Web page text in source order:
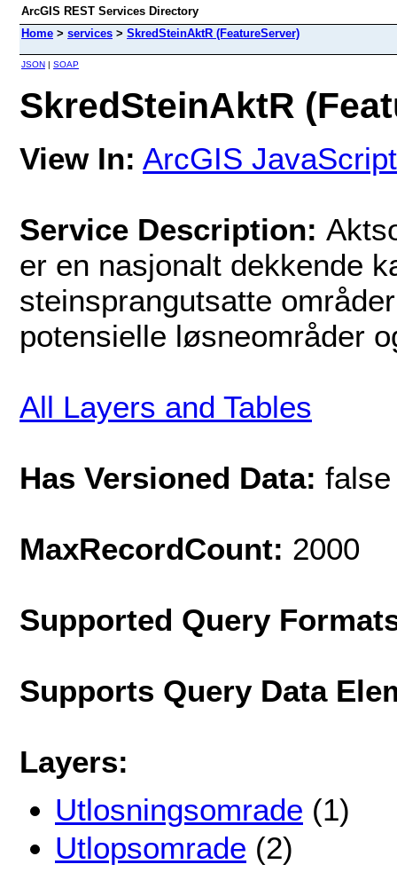
ArcGIS REST Services Directory
Home > services > SkredSteinAktR (FeatureServer)
JSON | SOAP
SkredSteinAktR
View In: ArcGIS JavaScript
Service Description:
er en nasjonalt dekkende
steinsprangutsatte
potensielle løsneområder
All Layers and Tables
Has Versioned Data: false
MaxRecordCount: 2000
Supported Query
Supports Query Data
Layers:
Utlosningsomrade (1)
Utlopsomrade (2)